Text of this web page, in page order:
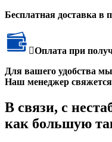
Бесплатная доставка
Оплата при
Для вашего удобства
Наш менеджер свяжется
В связи, с
как большую